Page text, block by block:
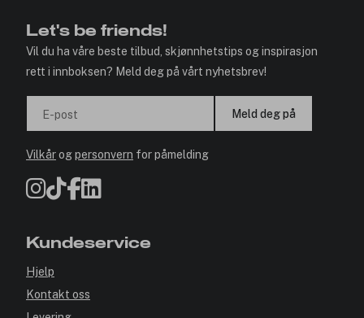
Let's be friends!
Vil du ha våre beste tilbud, skjønnhetstips og inspirasjon
rett i innboksen? Meld deg på vårt nyhetsbrev!
E-post Meld deg på
Vilkårogpersonvern for påmelding
Kundeservice
Hjelp
Kontakt oss